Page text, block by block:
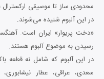
محدودی ساز تا موسیقی
در این آلبوم شنیده می‌شوند.
«دخت پریوار» ایران است.
رسیدن به موضوع آلبوم هستند.
در این آلبوم که شامل نه قطعه
سعدی، عراقی، عطار